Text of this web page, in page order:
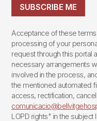
SUBSCRIBE ME
Acceptance of these
processing of your
request through this portal
necessary arrangements
involved in the process,
the mentioned automated
access, rectification,
LOPD rights" in the subject